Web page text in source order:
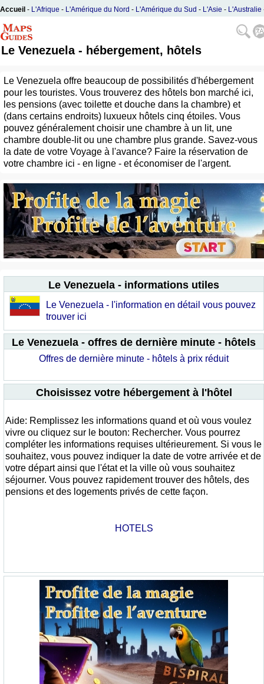
Accueil - L'Afrique - L'Amérique du Nord - L'Amérique du Sud - L'Asie - L'Australie
Le Venezuela - hébergement, hôtels
Le Venezuela offre beaucoup de possibilités d'hébergement
pour les touristes. Vous trouverez des hôtels bon marché ici,
les pensions (avec toilette et douche dans la chambre) et
(dans certains endroits) luxueux hôtels cinq étoiles. Vous
pouvez généralement choisir une chambre à un lit, une
chambre double-lit ou une chambre plus grande. Savez-vous
la date de votre Voyage à l'avance? Faire la réservation de
votre chambre ici - en ligne - et économiser de l'argent.
Le Venezuela - informations utiles
Le Venezuela - l'information en détail vous pouvez
trouver ici
Le Venezuela - offres de dernière minute - hôtels
Offres de dernière minute - hôtels à prix réduit
Choisissez votre hébergement à l'hôtel
Aide: Remplissez les informations quand et où vous voulez
vivre ou cliquez sur le bouton: Rechercher. Vous pourrez
compléter les informations requises ultérieurement. Si vous le
souhaitez, vous pouvez indiquer la date de votre arrivée et de
votre départ ainsi que l'état et la ville où vous souhaitez
séjourner. Vous pouvez rapidement trouver des hôtels, des
pensions et des logements privés de cette façon.
HOTELS